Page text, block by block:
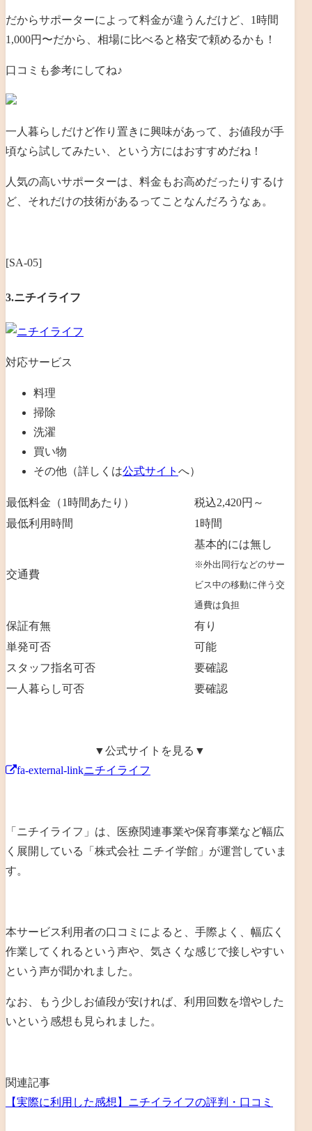
だからサポーターによって料金が違うんだけど、1時間
1,000円〜だから、相場に比べると格安で頼めるかも！
口コミも参考にしてね♪
一人暮らしだけど作り置きに興味があって、お値段が手
頃なら試してみたい、という方にはおすすめだね！
人気の高いサポーターは、料金もお高めだったりするけ
ど、それだけの技術があるってことなんだろうなぁ。
[SA-05]
3.ニチイライフ
対応サービス
料理
掃除
洗濯
買い物
その他（詳しくは公式サイト へ）
最低料金（1時間あたり）
税込2,420円～
最低利用時間
1時間
交通費
基本的には無し
※外出同行などのサー
ビス中の移動に伴う交
通費は負担
保証有無
有り
単発可否
可能
スタッフ指名可否
要確認
一人暮らし可否
要確認
▼公式サイトを見る▼
fa-external-linkニチイライフ
「ニチイライフ」は、
医療関連事業や保育事業など幅広
く展開 している「 株式会社 ニチイ学館 」が運営していま
す。
本サービス利用者の口コミによると、手際よく、幅広く
作業してくれるという声や、気さくな感じで接しやすい
という声が聞かれました。
なお、もう少しお値段が安ければ、利用回数を増やした
いという感想も見られました。
関連記事
【実際に利用した感想】ニチイライフの評判・口コミ